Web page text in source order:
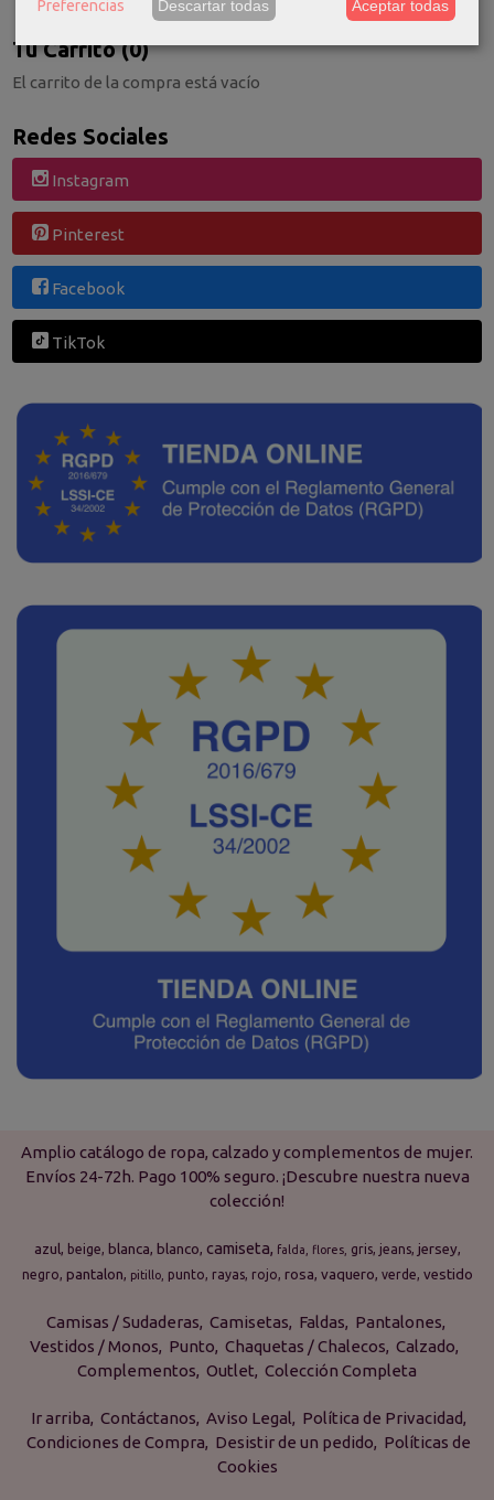
Tu Carrito (0)
El carrito de la compra está vacío
Redes Sociales
Instagram
Pinterest
Facebook
TikTok
Amplio catálogo de ropa, calzado y complementos de mujer.
Envíos 24-72h. Pago 100% seguro. ¡Descubre nuestra nueva
colección!
azul beige blanca blanco camiseta falda flores gris jeans jersey
negro pantalon pitillo punto rayas rojo rosa vaquero verde vestido
Camisas / Sudaderas Camisetas Faldas
Pantalones
Vestidos / Monos
Punto Chaquetas / Chalecos Calzado
Complementos Outlet Colección Completa
Ir arriba Contáctanos Aviso Legal
Política de Privacidad
Condiciones de Compra
Desistir de un pedido
Políticas de
Cookies
Preferencias Descartar todas Aceptar todas